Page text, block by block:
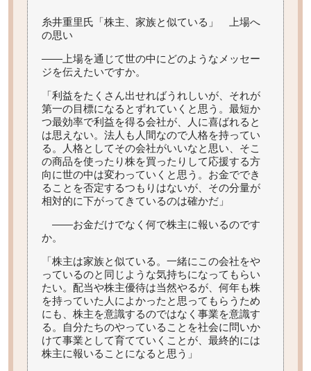
糸井重里氏「株主、家族と似ている」 上場へ
の思い
――上場を通じて世の中にどのようなメッセー
ジを伝えたいですか。
「利益をたくさん出せればうれしいが、それが
第一の目標になるとずれていくと思う。最短か
つ最効率で利益を得る会社が、人に喜ばれると
は思えない。法人も人間なので人格を持ってい
る。人格としてその会社がいいなと思い、そこ
の商品を使ったり株を買ったりして応援する方
向に世の中は変わっていくと思う。お金ででき
ることを否定するつもりはないが、その分量が
相対的に下がってきているのは確かだ」
――お金だけでなく何で株主に報いるのです
か。
「株主は家族と似ている。一緒にこの会社をや
っているのと同じような気持ちになってもらい
たい。配当や株主優待は当然やるが、何年も株
を持っていた人によかったと思ってもらうため
にも、株主を意識するのではなく事業を意識す
る。自分たちのやっていることを社会に問いか
けて事業として育てていくことが、最終的には
株主に報いることになると思う」